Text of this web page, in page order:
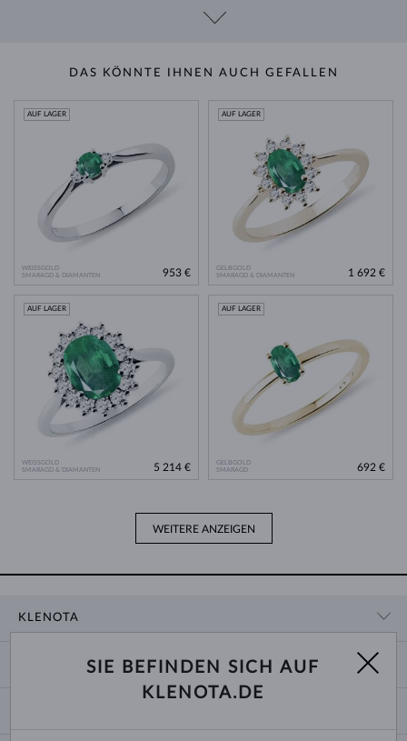
DAS KÖNNTE IHNEN AUCH GEFALLEN
WEISSGOLD
SMARAGD & DIAMANTEN
AUF LAGER
953 €
GELBGOLD
SMARAGD & DIAMANTEN
AUF LAGER
1 692 €
WEISSGOLD
SMARAGD & DIAMANTEN
AUF LAGER
5 214 €
GELBGOLD
SMARAGD
AUF LAGER
692 €
WEITERE ANZEIGEN
KLENOTA
ZAHLUNG UND VERSAND
SIE BEFINDEN SICH AUF
KLENOTA.DE